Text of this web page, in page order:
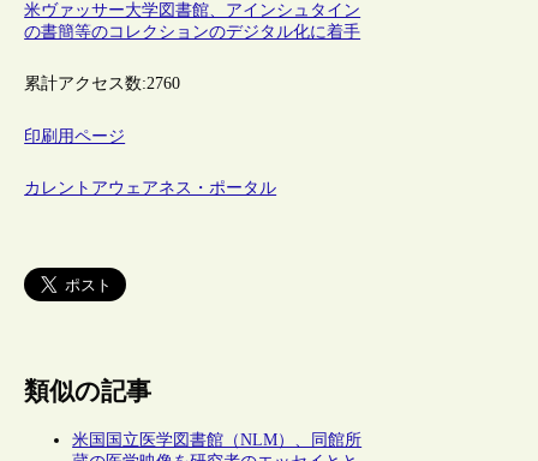
米ヴァッサー大学図書館、アインシュタイン
の書簡等のコレクションのデジタル化に着手
累計アクセス数:2760
印刷用ページ
カレントアウェアネス・ポータル
類似の記事
米国国立医学図書館（NLM）、同館所